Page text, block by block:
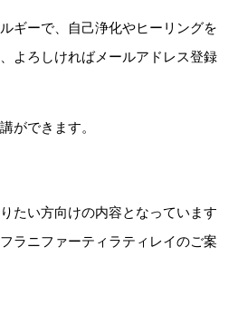
ギーで、自己浄化やヒーリングを
よろしければメールアドレス登録
ができます。
たい方向けの内容となっています
ラニファーティラティレイのご案